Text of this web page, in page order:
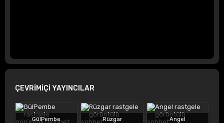
ÇEVRİMİÇİ YAYINCILAR
GülPembe Rüzgar Angel